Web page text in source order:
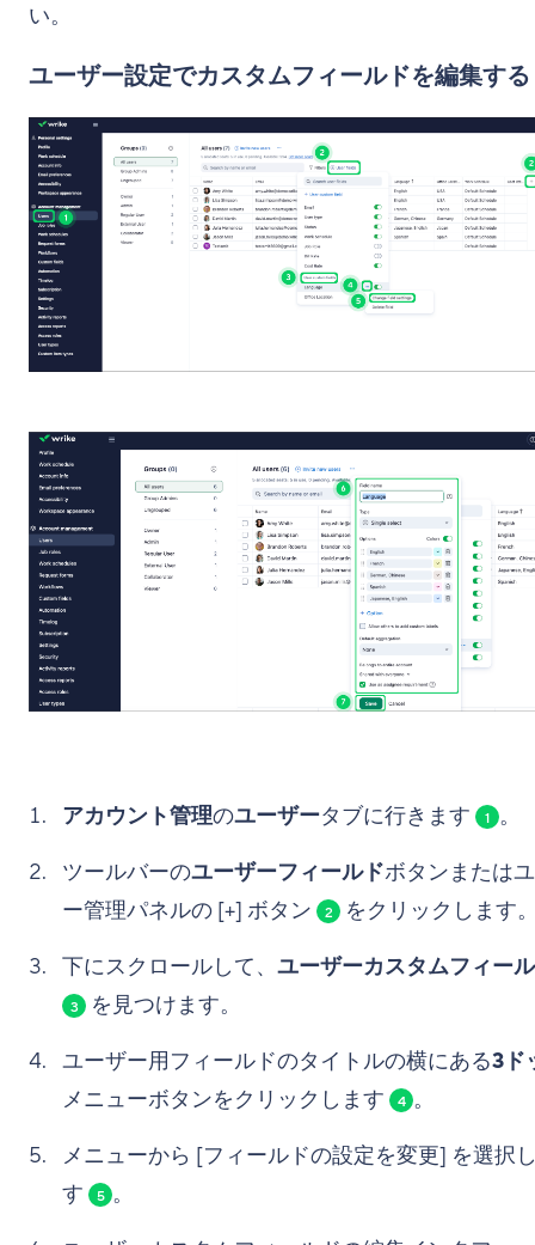
い。
ユーザー設定でカスタムフィールドを編集する
アカウント管理のユーザータブに行きます 1 。
ツールバーのユーザーフィールドボタンまたは
ー管理パネルの [+] ボタン
2
をクリックします
下にスクロールして、 ユーザーカスタムフィー
3
を見つけます。
ユーザー用フィールドのタイトルの横にある3ド
メニューボタンをクリックします
4 。
メニューから [フィールドの設定を変更] を選択
す
5 。